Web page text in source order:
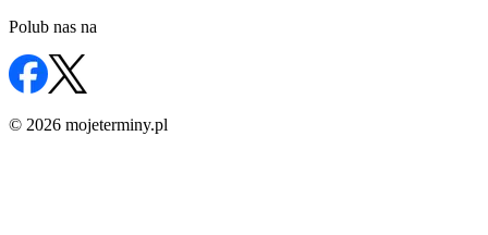
Polub nas na
© 2026 mojeterminy.pl